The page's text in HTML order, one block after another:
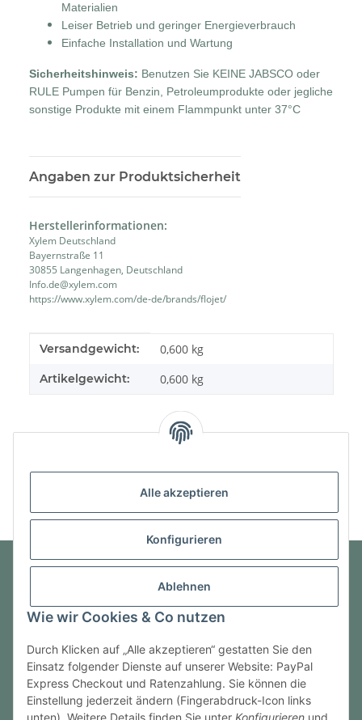
Alle akzeptieren
Konfigurieren
Ablehnen
Wie wir Cookies & Co nutzen
Durch Klicken auf „Alle akzeptieren“ gestatten Sie den
Einsatz folgender Dienste auf unserer Website: PayPal
Express Checkout und Ratenzahlung. Sie können die
Einstellung jederzeit ändern (Fingerabdruck-Icon links
unten). Weitere Details finden Sie unter Konfigurieren und
Materialien
Leiser Betrieb und geringer Energieverbrauch
Einfache Installation und Wartung
Sicherheitshinweis: Benutzen Sie KEINE JABSCO oder
RULE Pumpen für Benzin, Petroleumprodukte oder jegliche
sonstige Produkte mit einem Flammpunkt unter 37°C
Angaben zur Produktsicherheit
Herstellerinformationen:
Xylem Deutschland
Bayernstraße 11
30855 Langenhagen, Deutschland
Info.de@xylem.com
https://www.xylem.com/de-de/brands/flojet/
Produkteigenschaft
Wert
Versandgewicht: 0,600 kg
Artikelgewicht: 0,600 kg
Gesetzliche Informationen
Vertrag widerrufen